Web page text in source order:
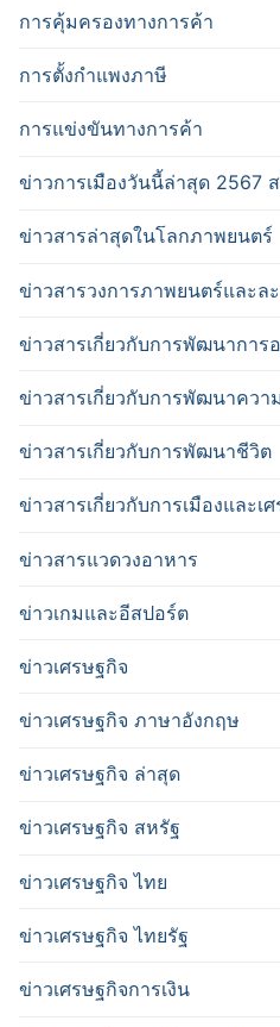
การคุ้มครองทางการค้า
การตั้งกำแพงภาษี
การแข่งขันทางการค้า
ข่าวการเมืองวันนี้ล่าสุด 2567
ข่าวสารล่าสุดในโลกภาพยนตร์
ข่าวสารวงการภาพยนตร์และล
ข่าวสารเกี่ยวกับการพัฒนาการ
ข่าวสารเกี่ยวกับการพัฒนาควา
ข่าวสารเกี่ยวกับการพัฒนาชีวิต
ข่าวสารเกี่ยวกับการเมืองและเ
ข่าวสารแวดวงอาหาร
ข่าวเกมและอีสปอร์ต
ข่าวเศรษฐกิจ
ข่าวเศรษฐกิจ ภาษาอังกฤษ
ข่าวเศรษฐกิจ ล่าสุด
ข่าวเศรษฐกิจ สหรัฐ
ข่าวเศรษฐกิจ ไทย
ข่าวเศรษฐกิจ ไทยรัฐ
ข่าวเศรษฐกิจการเงิน